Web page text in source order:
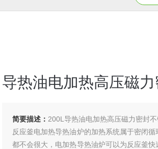
导热油电加热高压磁
简要描述： 200L导热油电加热高压磁力密封
反应釜电加热导热油炉的加热系统属于密闭
都不会很大，电加热导热油炉可以为反应釜